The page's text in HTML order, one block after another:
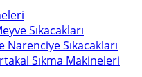
Sıkacakları
Narenciye Sıkacakları
Sıkma Makineleri